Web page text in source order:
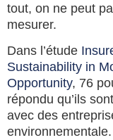
tout, on ne peut
mesurer.
Dans l’étude
Sustainability in
Opportunity, 76
répondu qu’ils
avec des